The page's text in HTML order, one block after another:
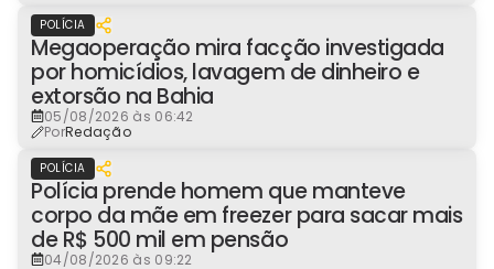
POLÍCIA
Megaoperação mira facção investigada
por homicídios, lavagem de dinheiro e
extorsão na Bahia
05/08/2026 às 06:42
PorRedação
POLÍCIA
Polícia prende homem que manteve
corpo da mãe em freezer para sacar mais
de R$ 500 mil em pensão
04/08/2026 às 09:22